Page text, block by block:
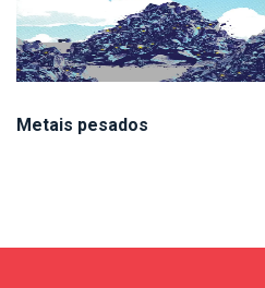
Metais pesados